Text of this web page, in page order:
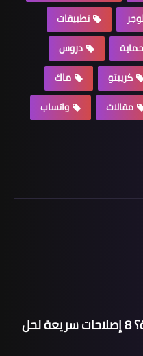
تطبيقات
حماية
دروس
كريبتو
ماك
مقالات
واتساب
شاشة Oppo Pad Neo متوقفة؟ 8 إصلاحات سريعة لحل